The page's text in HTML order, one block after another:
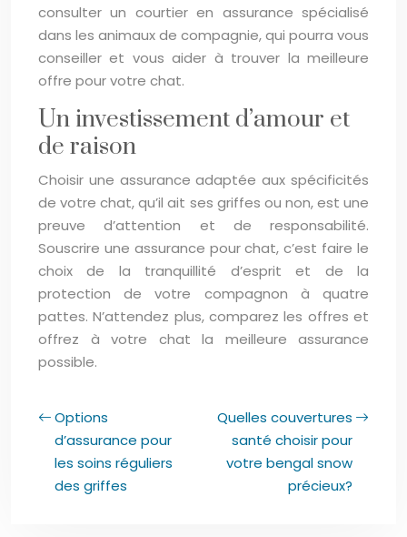
consulter un courtier en assurance spécialisé
dans les animaux de compagnie, qui pourra vous
conseiller et vous aider à trouver la meilleure
offre pour votre chat.
Un investissement d’amour et
de raison
Choisir une assurance adaptée aux spécificités
de votre chat, qu’il ait ses griffes ou non, est une
preuve d’attention et de responsabilité.
Souscrire une assurance pour chat, c’est faire le
choix de la tranquillité d’esprit et de la
protection de votre compagnon à quatre
pattes. N’attendez plus, comparez les offres et
offrez à votre chat la meilleure assurance
possible.
Options
d’assurance pour
les soins réguliers
des griffes
Quelles couvertures
santé choisir pour
votre bengal snow
précieux?